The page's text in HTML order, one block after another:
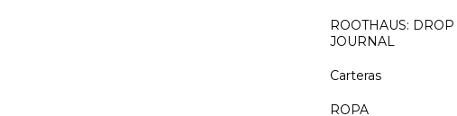
ROOTHAUS:
JOURNAL
Carteras
ROPA